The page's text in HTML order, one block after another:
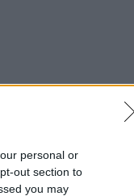
personal or
out section to
you may